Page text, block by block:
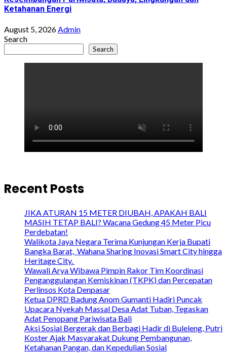
Ketahanan Energi
August 5, 2026Admin
Search
Search
Recent Posts
JIKA ATURAN 15 METER DIUBAH, APAKAH BALI
MASIH TETAP BALI? Wacana Gedung 45 Meter Picu
Perdebatan!
Walikota Jaya Negara Terima Kunjungan Kerja Bupati
Bangka Barat, Wahana Sharing Inovasi Smart City hingga
Heritage City.
Wawali Arya Wibawa Pimpin Rakor Tim Koordinasi
Penganggulangan Kemiskinan (TKPK) dan Percepatan
Perlinsos Kota Denpasar
Ketua DPRD Badung Anom Gumanti Hadiri Puncak
Upacara Nyekah Massal Desa Adat Tuban, Tegaskan
Adat Penopang Pariwisata Bali
Aksi Sosial Bergerak dan Berbagi Hadir di Buleleng, Putri
Koster Ajak Masyarakat Dukung Pembangunan,
Ketahanan Pangan, dan Kepedulian Sosial